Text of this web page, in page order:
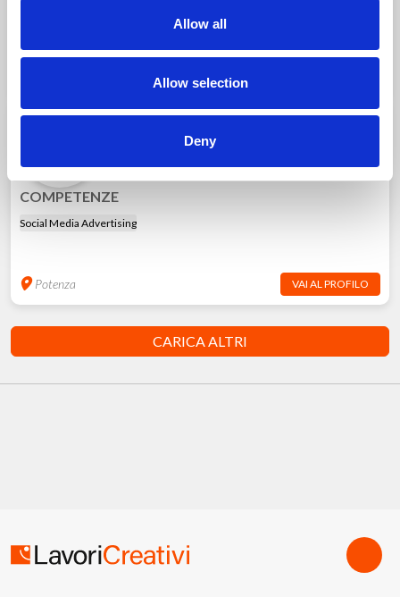
Allow all
Allow selection
Deny
Events, Activations & Partnerships
Graphic design
COMPETENZE
Social Media Advertising
Potenza VAI AL PROFILO
CARICA ALTRI